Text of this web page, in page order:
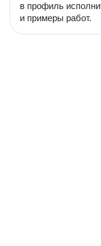
в профиль
и примеры работ.